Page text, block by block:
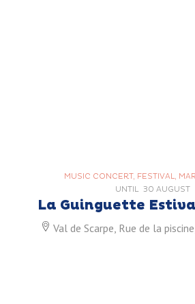
MUSIC CONCERT, FESTIVAL,
UNTIL 30 AUGUST
La Guinguette
Val de Scarpe, Rue de la